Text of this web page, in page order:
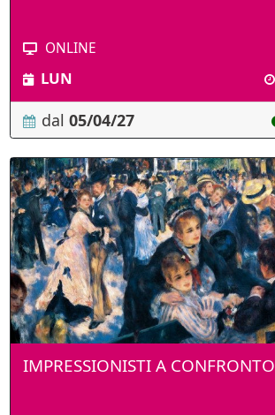
ONLINE
LUN
dal 05/04/27
IMPRESSIONISTI A CONFRONTO